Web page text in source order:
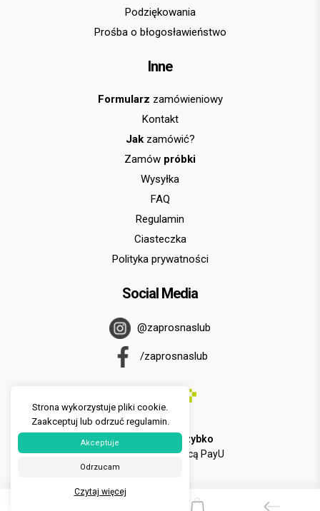
Podziękowania
Prośba o błogosławieństwo
Inne
Formularz zamówieniowy
Kontakt
Jakzamówić?
Zamów próbki
Wysyłka
FAQ
Regulamin
Ciasteczka
Polityka prywatności
Social Media
@zaprosnaslub
/zaprosnaslub
U nas zapłacisz
szybko
iwygodnieza pomocą PayU
Strona wykorzystuje pliki cookie.
Zaakceptuj lub odrzuć regulamin.
Akceptuje
Odrzucam
Czytaj więcej